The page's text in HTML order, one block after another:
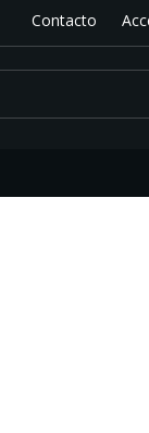
Contacto